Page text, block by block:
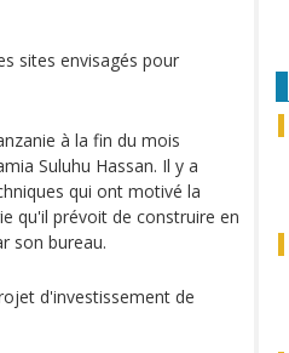
sites envisagés pour
à la fin du mois
Suluhu Hassan. Il y a
qui ont motivé la
qu'il prévoit de construire en
son bureau.
d'investissement de